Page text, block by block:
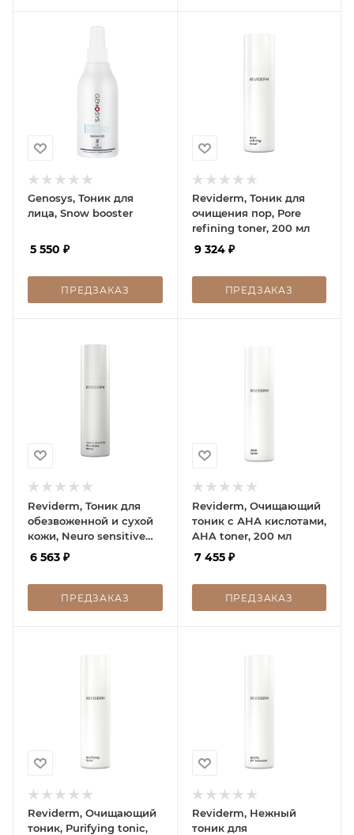
Genosys, Тоник для
лица, Snow booster
5 550 ₽
ПРЕДЗАКАЗ
Reviderm, Тоник для
очищения пор, Pore
refining toner, 200 мл
9 324₽
ПРЕДЗАКАЗ
Reviderm, Тоник для
обезвоженной и сухой
кожи, Neuro sensitive
de-stress toner, 200 мл
6 563 ₽
ПРЕДЗАКАЗ
Reviderm, Очищающий
тоник с АНА кислотами,
AHA toner, 200 мл
7 455₽
ПРЕДЗАКАЗ
Reviderm, Очищающий
тоник, Purifying tonic,
Reviderm, Нежный
тоник для